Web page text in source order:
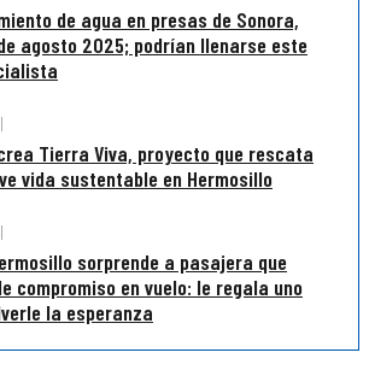
de agua en presas de Sonora,
agosto 2025; podrían llenarse este
Tierra Viva, proyecto que rescata
vida sustentable en Hermosillo
sorprende a pasajera que
compromiso en vuelo: le regala uno
la esperanza